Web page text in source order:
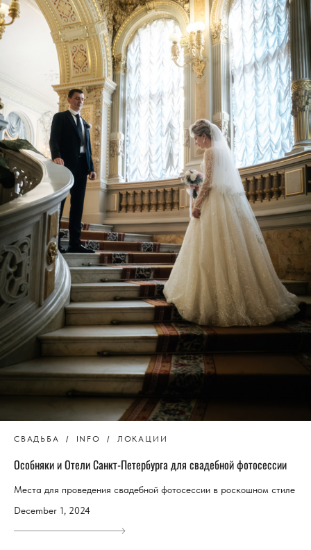
СВАДЬБА INFO ЛОКАЦИИ
Особняки и Отели Санкт-Петербурга для свадебной фотосессии
Места для проведения свадебной фотосессии в роскошном стиле
December 1, 2024